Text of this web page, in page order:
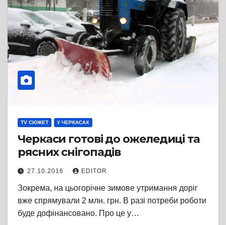
TV СЮЖЕТ У ЧЕРКАСАХ
Черкаси готові до ожеледиці та
рясних снігопадів
27.10.2016 EDITOR
Зокрема, на цьогорічне зимове утримання доріг
вже спрямували 2 млн. грн. В разі потреби роботи
буде дофінансовано. Про це у…